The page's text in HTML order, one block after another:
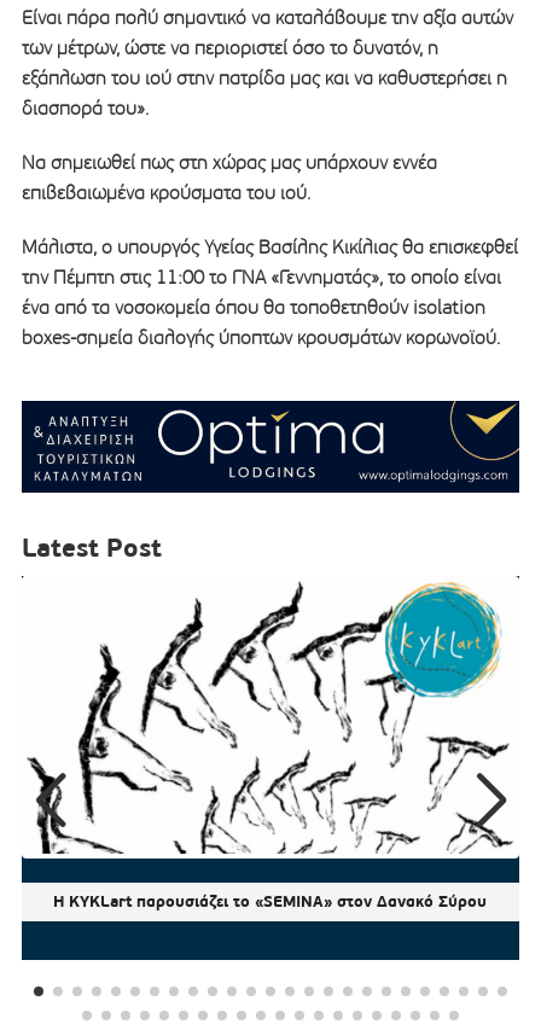
Είναι πάρα πολύ σημαντικό να καταλάβουμε την αξία αυτών
των μέτρων, ώστε να περιοριστεί όσο το δυνατόν, η
εξάπλωση του ιού στην πατρίδα μας και να καθυστερήσει η
διασπορά του».
Να σημειωθεί πως στη χώρας μας υπάρχουν εννέα
επιβεβαιωμένα κρούσματα του ιού.
Μάλιστα, ο υπουργός Υγείας Βασίλης Κικίλιας θα επισκεφθεί
την Πέμπτη στις 11:00 το ΓΝΑ «Γεννηματάς», το οποίο είναι
ένα από τα νοσοκομεία όπου θα τοποθετηθούν isolation
boxes-σημεία διαλογής ύποπτων κρουσμάτων κορωνοϊού.
Latest Post
Η KYKLart παρουσιάζει το «SEMINA» στον Δανακό Σύρου